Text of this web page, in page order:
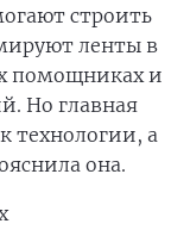
строить
ленты в
помощниках и
Но главная
технологии, а
она.